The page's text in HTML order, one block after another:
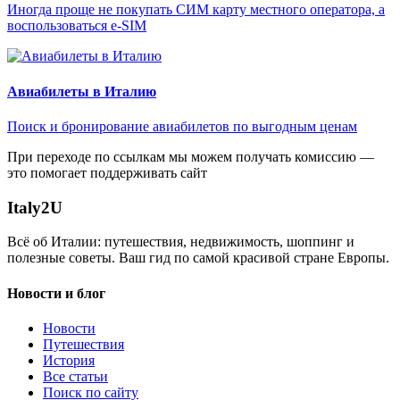
Иногда проще не покупать СИМ карту местного оператора, а
воспользоваться e-SIM
Авиабилеты в Италию
Поиск и бронирование авиабилетов по выгодным ценам
При переходе по ссылкам мы можем получать комиссию —
это помогает поддерживать сайт
Italy2U
Всё об Италии: путешествия, недвижимость, шоппинг и
полезные советы. Ваш гид по самой красивой стране Европы.
Новости и блог
Новости
Путешествия
История
Все статьи
Поиск по сайту